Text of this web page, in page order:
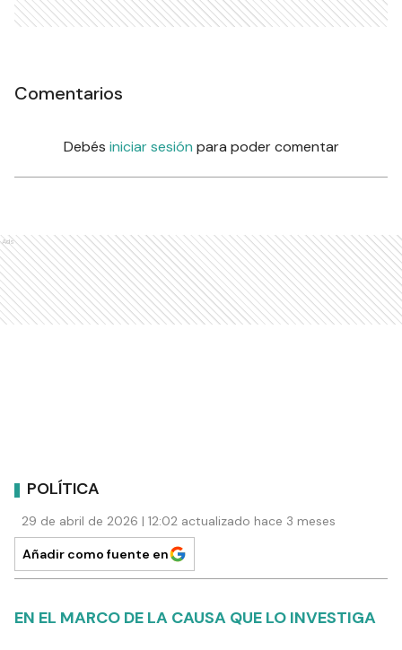
Comentarios
Debés iniciar sesión para poder comentar
Ads
POLÍTICA
29 de abril de 2026 | 12:02 actualizado hace 3 meses
Añadir como fuente en
EN EL MARCO DE LA CAUSA QUE LO INVESTIGA